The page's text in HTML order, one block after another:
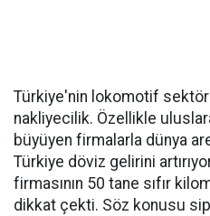
Türkiye'nin lokomotif
nakliyecilik. Özellikle
büyüyen firmalarla dünya
Türkiye döviz gelirini
firmasının 50 tane sıfır
dikkat çekti. Söz konusu